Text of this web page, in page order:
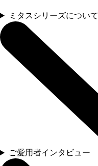
ミタスシリーズについて
ご愛用者インタビュー